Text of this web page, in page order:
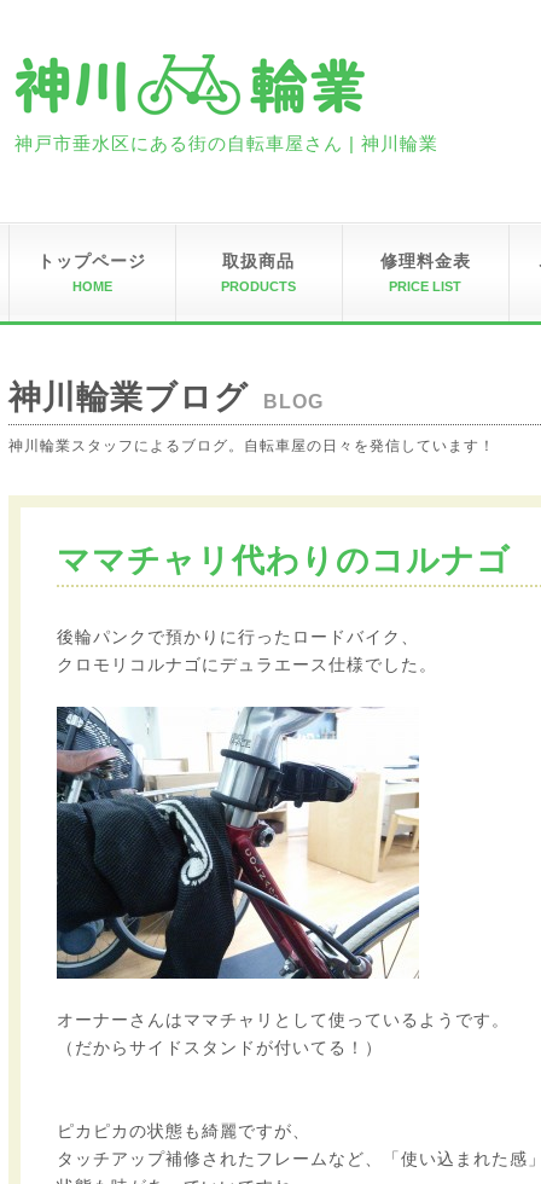
神戸市垂水区にある街の自転車屋さん | 神川輪業
トップページ
HOME
取扱商品
PRODUCTS
修理料金表
PRICE LIST
神川輪業ブログ BLOG
神川輪業スタッフによるブログ。自転車屋の日々を発信しています！
ママチャリ代わりのコルナゴ
後輪パンクで預かりに行ったロードバイク、
クロモリコルナゴにデュラエース仕様でした。
オーナーさんはママチャリとして使っているようです。
（だからサイドスタンドが付いてる！）
ピカピカの状態も綺麗ですが、
タッチアップ補修されたフレームなど、「使い込まれた感